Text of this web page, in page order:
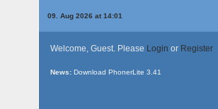
09. Aug 2026 at 14:01
Welcome, Guest. Please Login or Register
News: Download PhonerLite 3.41